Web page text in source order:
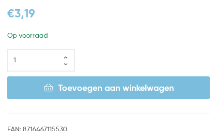
€3,19
Op voorraad
Toevoegen aan winkelwagen
EAN: 8716467115530